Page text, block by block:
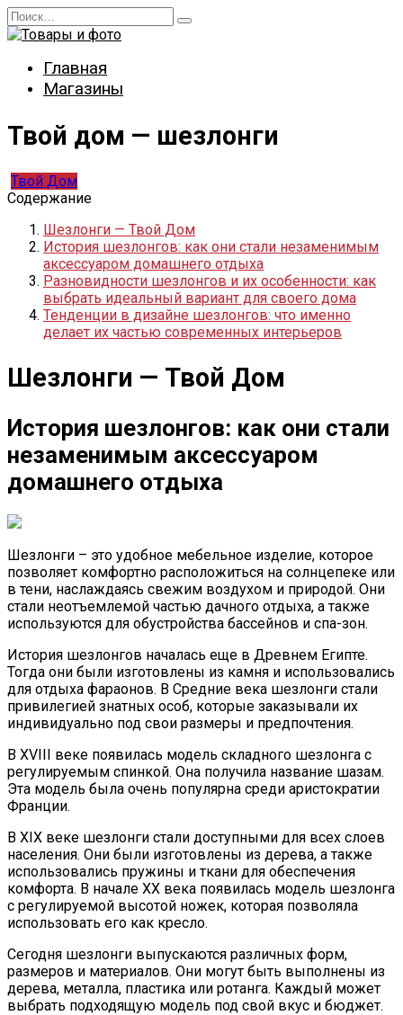
Перейти
к
Search
for:
Главная
Магазины
Твой дом — шезлонги
Твой Дом
Содержание
Шезлонги — Твой Дом
История шезлонгов: как они стали незаменимым
аксессуаром домашнего отдыха
Разновидности шезлонгов и их особенности: как
выбрать идеальный вариант для своего дома
Тенденции в дизайне шезлонгов: что именно
делает их частью современных интерьеров
Шезлонги — Твой Дом
История шезлонгов: как они стали
незаменимым аксессуаром
домашнего отдыха
Шезлонги – это удобное мебельное изделие, которое
позволяет комфортно расположиться на солнцепеке или
в тени, наслаждаясь свежим воздухом и природой. Они
стали неотъемлемой частью дачного отдыха, а также
используются для обустройства бассейнов и спа-зон.
История шезлонгов началась еще в Древнем Египте.
Тогда они были изготовлены из камня и использовались
для отдыха фараонов. В Средние века шезлонги стали
привилегией знатных особ, которые заказывали их
индивидуально под свои размеры и предпочтения.
В XVIII веке появилась модель складного шезлонга с
регулируемым спинкой. Она получила название шазам.
Эта модель была очень популярна среди аристократии
Франции.
В XIX веке шезлонги стали доступными для всех слоев
населения. Они были изготовлены из дерева, а также
использовались пружины и ткани для обеспечения
комфорта. В начале XX века появилась модель шезлонга
с регулируемой высотой ножек, которая позволяла
использовать его как кресло.
Сегодня шезлонги выпускаются различных форм,
размеров и материалов. Они могут быть выполнены из
дерева, металла, пластика или ротанга. Каждый может
выбрать подходящую модель под свой вкус и бюджет.